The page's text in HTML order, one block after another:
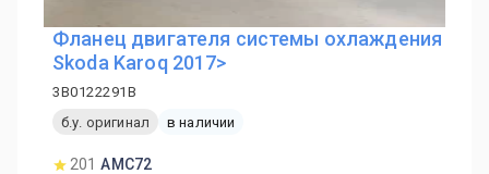
Фланец двигателя системы охлаждения
Skoda Karoq 2017>
3B0122291B
б.у. оригинал
в наличии
201 AMC72